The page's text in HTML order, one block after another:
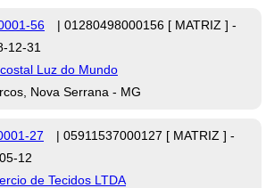
56
| 01280498000156 [ MATRIZ ] -
12-31
Luz do Mundo
Nova Serrana - MG
27
| 05911537000127 [ MATRIZ ] -
12
de Tecidos LTDA